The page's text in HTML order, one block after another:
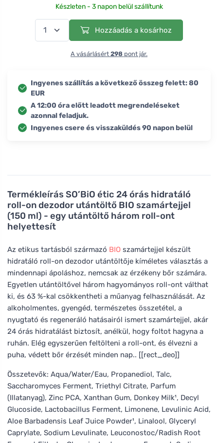
Termékleírás SO’BiO étic 24 órás hidratáló
roll-on dezodor utántöltő BIO szamártejjel
(150 ml) - egy utántöltő három roll-ont
helyettesít
Az etikus tartásból származó BIO szamártejjel készült
hidratáló roll-on dezodor utántöltője kíméletes választás a
mindennapi ápoláshoz, nemcsak az érzékeny bőr számára.
Egyetlen utántöltővel három hagyományos roll-ont válthat
ki, és 63 %-kal csökkentheti a műanyag felhasználását. Az
alkoholmentes, gyengéd, természetes összetétel, a
nyugtató és regeneráló hatásairól ismert szamártejjel, akár
24 órás hidratálást biztosít, anélkül, hogy foltot hagyna a
ruhán. Elég egyszerűen feltölteni a roll-ont, és élvezni a
puha, védett bőr érzését minden nap.. [[rect_deo]]
Összetevők: Aqua/Water/Eau, Propanediol, Talc,
Saccharomyces Ferment, Triethyl Citrate, Parfum
(Illatanyag), Zinc PCA, Xanthan Gum, Donkey Milk¹, Decyl
Glucoside, Lactobacillus Ferment, Limonene, Levulinic Acid,
Aloe Barbadensis Leaf Juice Powder¹, Linalool, Glyceryl
Caprylate, Sodium Levulinate, Leuconostoc/Radish Root
Készleten - 3 napon belül szállítunk
Hozzáadás a kosárhoz
A vásárlásért 298 pont jár.
Ingyenes szállítás a következő összeg felett: 80
EUR
A 12:00 óra előtt leadott megrendeléseket
azonnal feladjuk.
Ingyenes csere és visszaküldés 90 napon belül